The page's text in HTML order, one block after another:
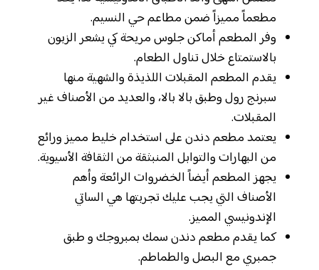
مطعماً مميزاً ضمن مطاعم حي النسيم.
وفر المطعم أماكن جلوس مريحة كي يشعر الزبون
بالاستمتاع خلال تناول الطعام.
يقدم المطعم المقبلات اللذيذة والشهية منها
سبرنج رول وطبق بالا بالا، والعديد من الأصناف غير
المقبلات.
يعتمد مطعم دندن على استخدام خليط مميز ورائع
من البهارات والتوابل المنبثقة من الثقافة الأسيوية.
يجهز المطعم أيضاً الخضروات الرائعة وأهم
الأصناف التي يجب عليك تجربتها هي الساتي
الإندونيسي المميز.
كما يقدم مطعم دندن سمك بمبروجك و طبق
جمبري مع البصل والطماطم.